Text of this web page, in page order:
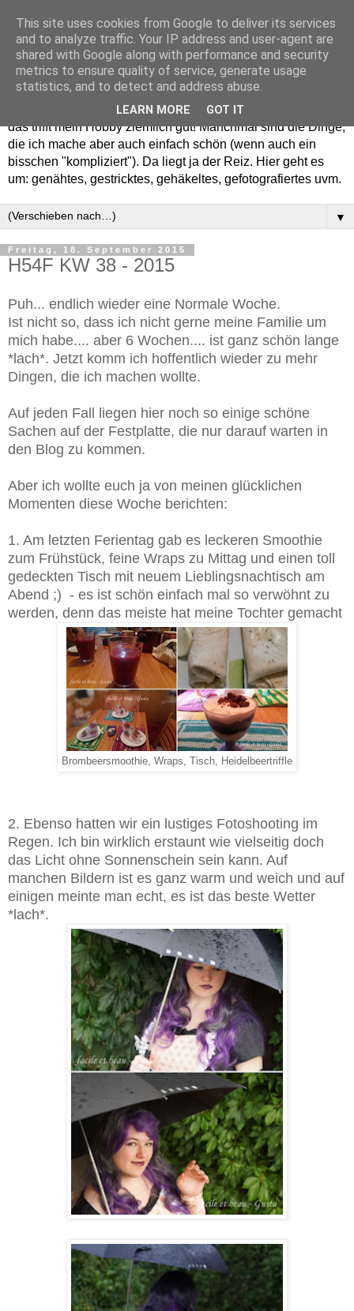
Willkommen in meinem "Wohnzimmer". Einfach und schön -
das trifft mein Hobby ziemlich gut! Manchmal sind die Dinge,
die ich mache aber auch einfach schön (wenn auch ein
bisschen "kompliziert"). Da liegt ja der Reiz. Hier geht es
um: genähtes, gestricktes, gehäkeltes, gefotografiertes uvm.
▼
Freitag, 18. September 2015
H54F KW 38 - 2015
Puh... endlich wieder eine Normale Woche.
Ist nicht so, dass ich nicht gerne meine Familie um
mich habe.... aber 6 Wochen.... ist ganz schön lange
*lach*. Jetzt komm ich hoffentlich wieder zu mehr
Dingen, die ich machen wollte.
Auf jeden Fall liegen hier noch so einige schöne
Sachen auf der Festplatte, die nur darauf warten in
den Blog zu kommen.
Aber ich wollte euch ja von meinen glücklichen
Momenten diese Woche berichten:
1. Am letzten Ferientag gab es leckeren Smoothie
zum Frühstück, feine Wraps zu Mittag und einen toll
gedeckten Tisch mit neuem Lieblingsnachtisch am
Abend ;) - es ist schön einfach mal so verwöhnt zu
werden, denn das meiste hat meine Tochter gemacht
Brombeersmoothie, Wraps, Tisch, Heidelbeertriffle
2. Ebenso hatten wir ein lustiges Fotoshooting im
Regen. Ich bin wirklich erstaunt wie vielseitig doch
das Licht ohne Sonnenschein sein kann. Auf
manchen Bildern ist es ganz warm und weich und auf
einigen meinte man echt, es ist das beste Wetter
*lach*.
This site uses cookies from Google to deliver its services
and to analyze traffic. Your IP address and user-agent are
shared with Google along with performance and security
metrics to ensure quality of service, generate usage
statistics, and to detect and address abuse.
LEARN MORE GOT IT